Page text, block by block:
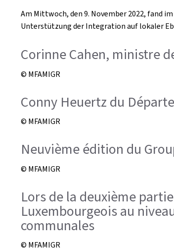
Am Mittwoch, den 9. November 2022, fand
Unterstützung der Integration auf lokaler
Corinne Cahen, ministre
© MFAMIGR
Conny Heuertz du
© MFAMIGR
Neuvième édition du
© MFAMIGR
Lors de la deuxième
Luxembourgeois au
communales
© MFAMIGR